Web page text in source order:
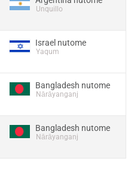
Unquillo
Israel nutome
Yaqum
Bangladesh nutome
Nārāyanganj
Bangladesh nutome
Nārāyanganj